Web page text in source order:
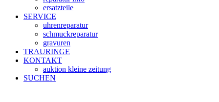
ersatzteile
SERVICE
uhrenreparatur
schmuckreparatur
gravuren
TRAURINGE
KONTAKT
auktion kleine zeitung
SUCHEN